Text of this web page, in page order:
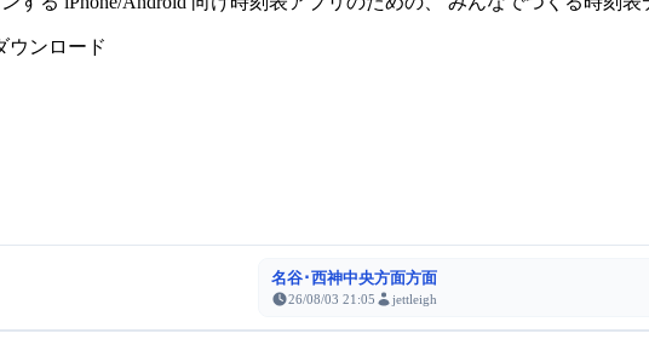
ウンロード
名谷･西神中央方面方面
26/08/03 21:05 jettleigh